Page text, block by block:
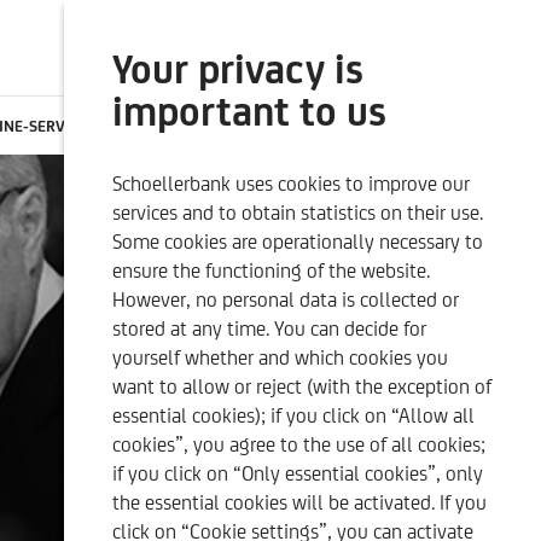
SEARCH ONLINE BANKING
SUSTAINABILITY-RELATED
DISCLOSURES
OUR QUALITY CRITERIA
SERVICES CONTACTS CAREER
Your privacy is
important to us
Schoellerbank uses cookies to improve our
services and to obtain statistics on their use.
Some cookies are operationally necessary to
ensure the functioning of the website.
However, no personal data is collected or
stored at any time. You can decide for
yourself whether and which cookies you
want to allow or reject (with the exception of
essential cookies); if you click on “Allow all
cookies”, you agree to the use of all cookies;
if you click on “Only essential cookies”, only
the essential cookies will be activated. If you
click on “Cookie settings”, you can activate